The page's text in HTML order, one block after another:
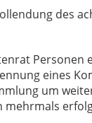
des
eines
um
mehrmals